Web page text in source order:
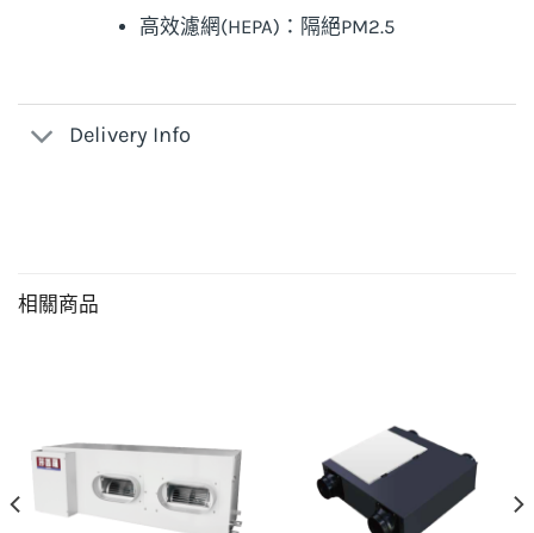
高效濾網(HEPA)：隔絕PM2.5
Delivery Info
相關商品